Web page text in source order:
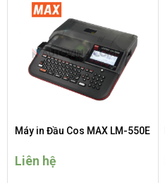
Máy in Đầu Cos MAX LM-550E
Liên hệ